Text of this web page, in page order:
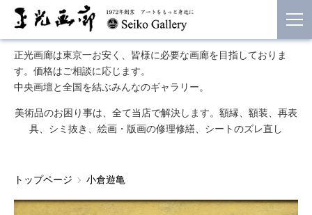
正光画廊は東京一お安く、皆様に必要な画廊を目指しておりま
す。価格はご相談に応じます。
中央画壇と全国を結ぶみんなのギャラリー。
美術品のお困り事は、全て当店で解決します。額縁、額装、再表
具、シミ抜き、絵画・版画の修理修繕、シートのズレ直し
トップページ 小倉遊亀